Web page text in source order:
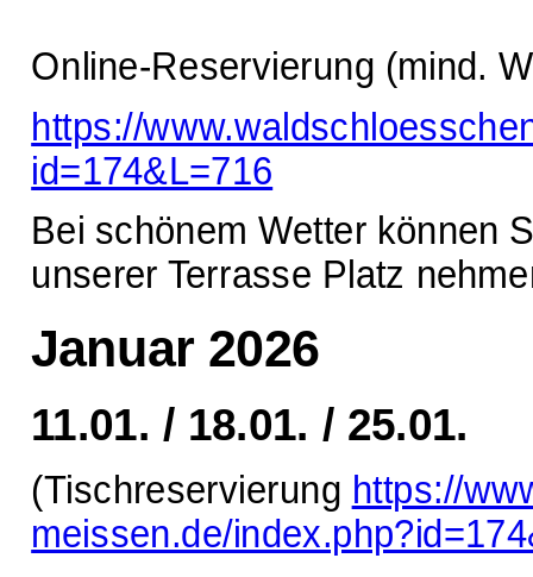
Online-Reservierung (mind.
https://
id=174&L=716
Bei schönem Wetter können
unserer Terrasse Platz
Januar 2026
11.01. / 18.01. / 25.01.
(Tischreservierung https://
meissen.de/